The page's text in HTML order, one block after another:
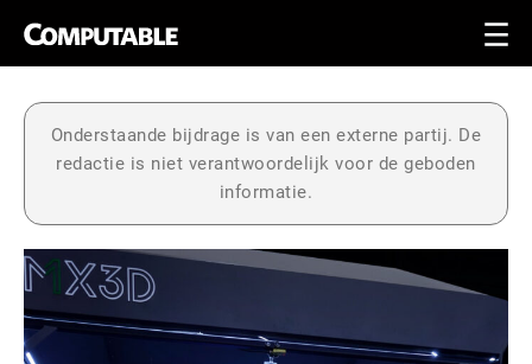
Onderstaande bijdrage is van een externe partij. De
redactie is niet verantwoordelijk voor de geboden
informatie.